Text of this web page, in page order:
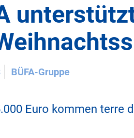
BÜFA-Gruppe
Euro kommen terre